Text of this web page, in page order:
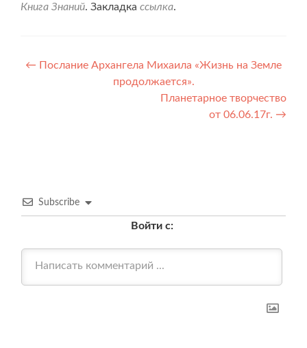
Книга Знаний. Закладка ссылка.
Навигация
← Послание Архангела Михаила «Жизнь на Земле
продолжается».
Планетарное творчество
от 06.06.17г. →
Subscribe
Войти с: